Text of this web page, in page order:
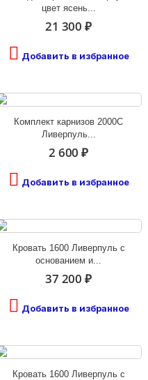
цвет ясень...
21 300 ₽
Добавить в избранное
Комплект карнизов 2000С
Ливерпуль...
2 600 ₽
Добавить в избранное
Кровать 1600 Ливерпуль с
основанием и...
37 200 ₽
Добавить в избранное
Кровать 1600 Ливерпуль с